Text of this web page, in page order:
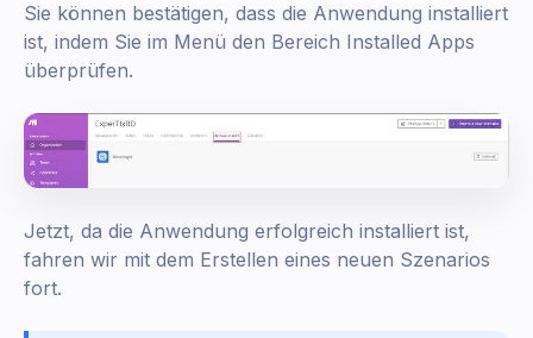
Sie können bestätigen, dass die Anwendung installiert
ist, indem Sie im Menü den Bereich Installed Apps
überprüfen.
Jetzt, da die Anwendung erfolgreich installiert ist,
fahren wir mit dem Erstellen eines neuen Szenarios
fort.